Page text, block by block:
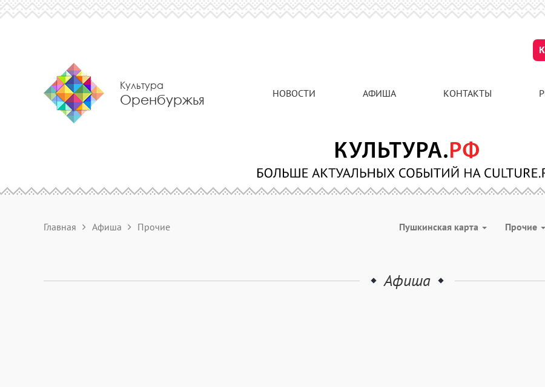
Культура
Оренбуржья НОВОСТИ АФИША КОНТАКТЫ
Главная Афиша Прочие Пушкинская карта Прочие
Афиша